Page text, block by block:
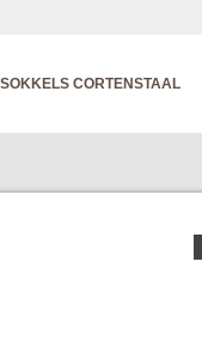
SOKKELS CORTENSTAAL